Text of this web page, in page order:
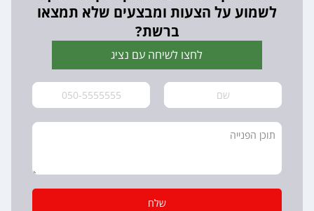
לשמוע על הצעות ומבצעים שלא תמצאו
ברשת?
לחצו לשיחה עם נציג
שלח